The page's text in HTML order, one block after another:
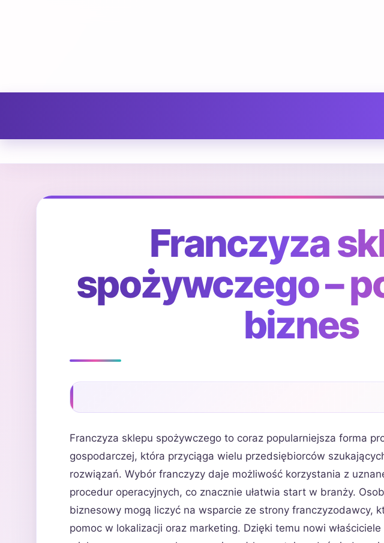
Franczyza
spożywczego –
biznes
Franczyza sklepu spożywczego to coraz popularniejsza forma
gospodarczej, która przyciąga wielu przedsiębiorców
rozwiązań. Wybór franczyzy daje możliwość korzystania z
procedur operacyjnych, co znacznie ułatwia start w branży.
biznesowy mogą liczyć na wsparcie ze strony franczyzodawcy,
pomoc w lokalizacji oraz marketing. Dzięki temu nowi